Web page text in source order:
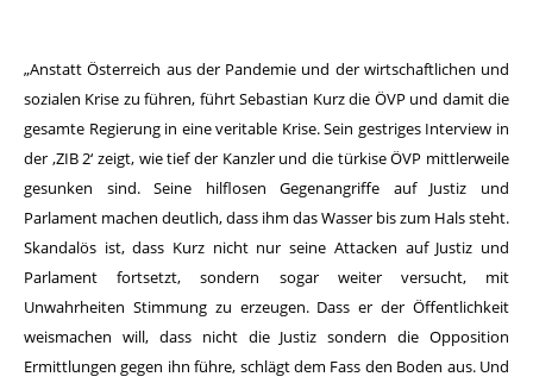
„Anstatt Österreich aus der Pandemie und der wirtschaftlichen und
sozialen Krise zu führen, führt Sebastian Kurz die ÖVP und damit die
gesamte Regierung in eine veritable Krise. Sein gestriges Interview in
der ‚ZIB 2‘ zeigt, wie tief der Kanzler und die türkise ÖVP mittlerweile
gesunken sind. Seine hilflosen Gegenangriffe auf Justiz und
Parlament machen deutlich, dass ihm das Wasser bis zum Hals steht.
Skandalös ist, dass Kurz nicht nur seine Attacken auf Justiz und
Parlament fortsetzt, sondern sogar weiter versucht, mit
Unwahrheiten Stimmung zu erzeugen. Dass er der Öffentlichkeit
weismachen will, dass nicht die Justiz sondern die Opposition
Ermittlungen gegen ihn führe, schlägt dem Fass den Boden aus. Und